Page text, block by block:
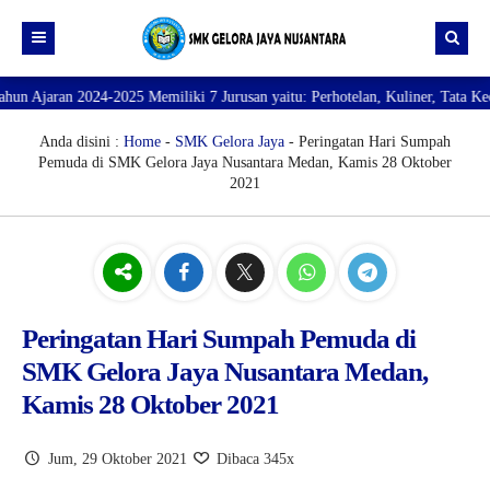
Beranda
Profil
VISI dan MISI
DATA SISWA
DATA GURU
JURUSAN
Memiliki 7 Jurusan yaitu: Perhotelan, Kuliner, Tata Kecantikan, Tata
Anda disini : Home - SMK Gelora Jaya - Peringatan Hari Sumpah
Pemuda di SMK Gelora Jaya Nusantara Medan, Kamis 28 Oktober
2021
Peringatan Hari Sumpah Pemuda di
SMK Gelora Jaya Nusantara Medan,
Kamis 28 Oktober 2021
Jum, 29 Oktober 2021 Dibaca 345x